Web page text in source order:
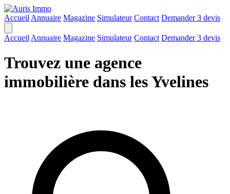
Accueil Annuaire Magazine Simulateur Contact Demander 3 devis
Accueil Annuaire Magazine Simulateur Contact Demander 3 devis
Trouvez une agence
immobilière dans les Yvelines